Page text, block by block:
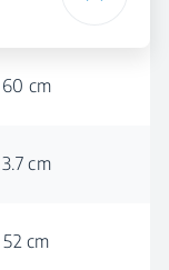
60 cm
3.7 cm
52 cm